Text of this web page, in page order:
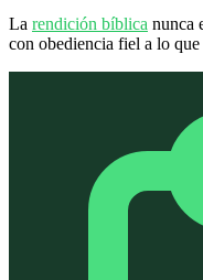
La rendición bíblica nunca
con obediencia fiel a lo